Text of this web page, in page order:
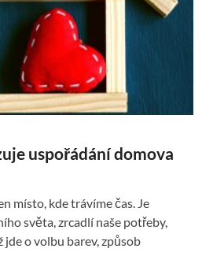
uspořádání domova
místo, kde trávíme čas. Je
světa, zrcadlí naše potřeby,
o volbu barev, způsob